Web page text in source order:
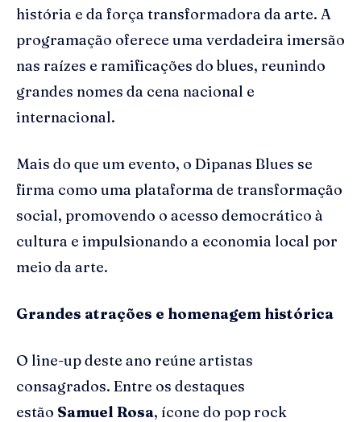
história e da força transformadora da arte. A
programação oferece uma verdadeira imersão
nas raízes e ramificações do blues, reunindo
grandes nomes da cena nacional e
internacional.
Mais do que um evento, o Dipanas Blues se
firma como uma plataforma de transformação
social, promovendo o acesso democrático à
cultura e impulsionando a economia local por
meio da arte.
Grandes atrações e homenagem histórica
O line-up deste ano reúne artistas
consagrados. Entre os destaques
estão Samuel Rosa, ícone do pop rock